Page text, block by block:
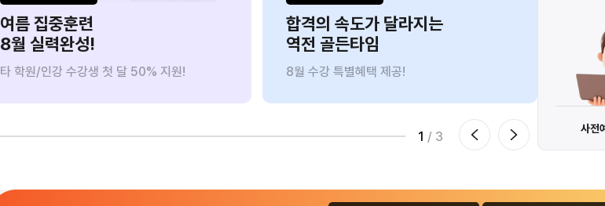
여름 집중훈련
8월 실력완성!
타 학원/인강 수강생 첫 달 50% 지원!
합격의 속도가 달라지는
역전 골든타임
8월 수강 특별혜택 제공!
9
8/10(
1 / 3
사전예약 신청하기